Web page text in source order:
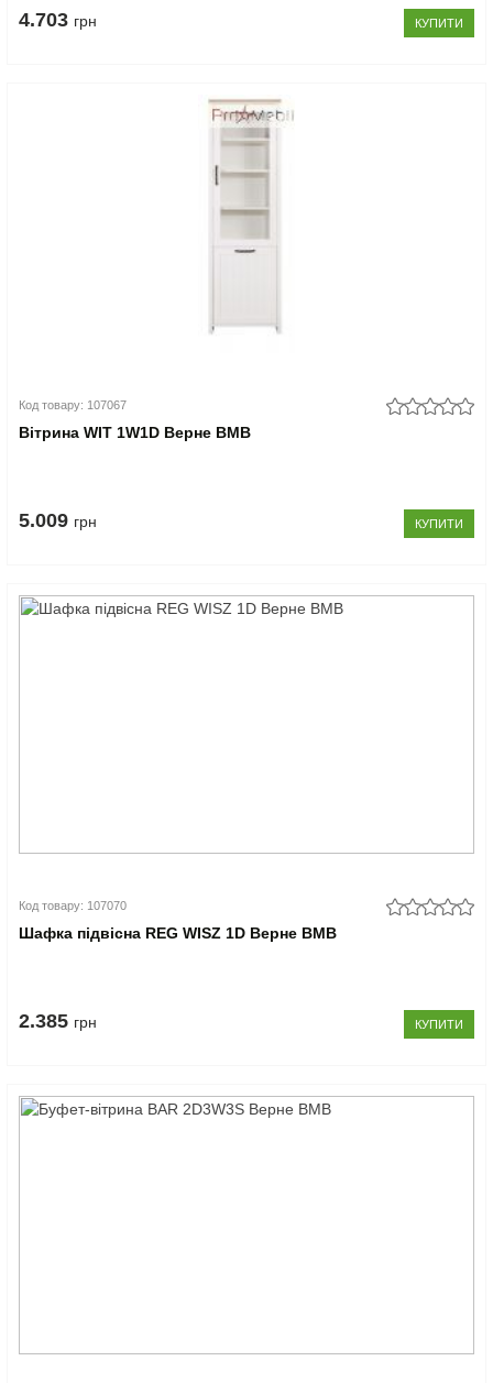
4.703 грн КУПИТИ
Код товару: 107067
Вітрина WIT 1W1D Верне ВМВ
5.009 грн КУПИТИ
Код товару: 107070
Шафка підвісна REG WISZ 1D Верне ВМВ
2.385 грн КУПИТИ